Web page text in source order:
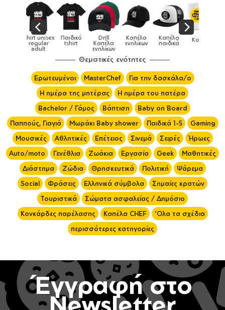
Drill
Καπέλα
ενηλίκων
Καπέλα
ενηλίκων
Καπέλα
παιδικά Κούπες Κούπες
ειδικές
Κούπες
χρωματιστές
Θεματικές ενότητες
Ερωτευμένοι MasterChef
Για την δασκάλα/ο
Η ημέρα της μητέρας
Η ημέρα του πατέρα
Bachelor / Γάμος
Βάπτιση
Baby on Board
Παππούς, Γιαγιά
Μωράκι Baby shower Παιδικά 1-5
Gaming
Μουσικές
Αθλητικές Επέτειος Σινεμά Σειρές
Ήρωες
Auto/moto
Γενέθλια Ζωάκια Εργασία Geek
Μαθητικές
Διάστημα
Ζώδια Θρησκευτικά Πολιτική
Ψάρεμα
Social
Φράσεις Ελληνικά σύμβολα
Σημαίες κρατών
Τουριστικά
Σώματα ασφαλείας / Δημόσιο
Κονκάρδες παρέλασης
Καπέλα CHEF
'Ολα τα σχέδια
περισσότερες κατηγορίες
Έγγραφή στο
Newsletter